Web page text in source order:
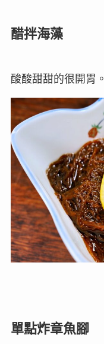
醋拌海藻
酸酸甜甜的很開胃。
單點炸章魚腳